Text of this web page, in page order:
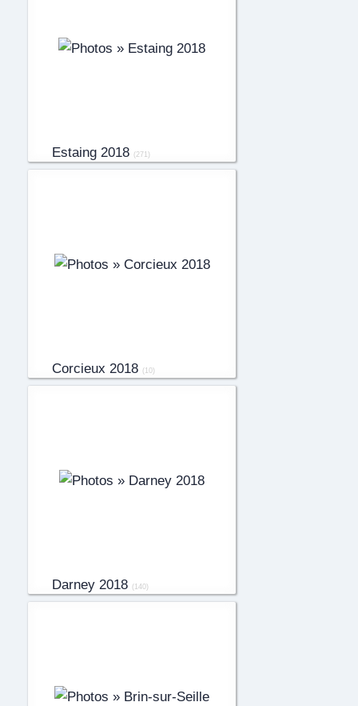
Estaing 2018 (271)
Corcieux 2018 (10)
Darney 2018 (140)